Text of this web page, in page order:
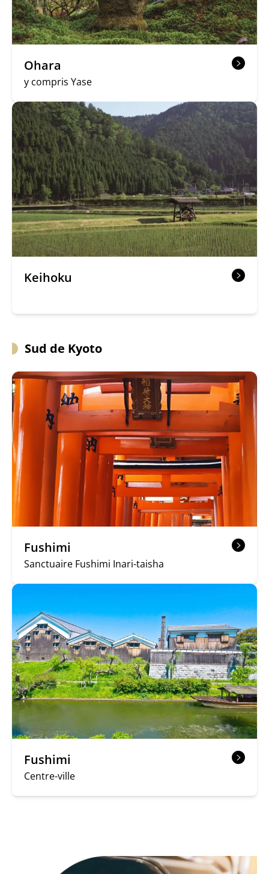
Ohara
y compris Yase
Keihoku
Sud de Kyoto
Fushimi
Sanctuaire Fushimi Inari-taisha
Fushimi
Centre-ville